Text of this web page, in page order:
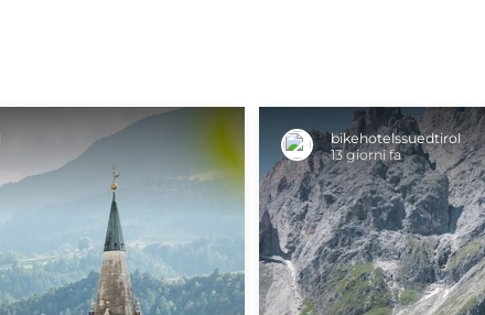
bikehotelssuedtirol
13 giorni fa